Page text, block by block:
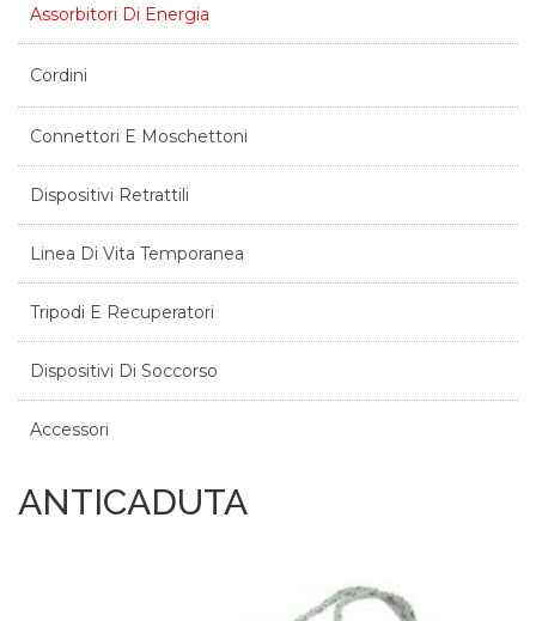
Assorbitori Di Energia
Cordini
Connettori E Moschettoni
Dispositivi Retrattili
Linea Di Vita Temporanea
Tripodi E Recuperatori
Dispositivi Di Soccorso
Accessori
ANTICADUTA